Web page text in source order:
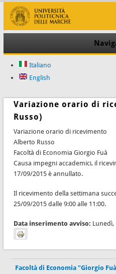
Italiano
English
Variazione orario di
Russo)
Variazione orario di ricevimento
Alberto Russo
Facoltà di Economia Giorgio Fuà
Causa impegni accademici, il
17/09/2015 è annullato.
Il ricevimento della settimana
25/09/2015 dalle 9:00 alle 11:00.
Data inserimento avviso: Lunedì,
Facoltà di Economia "Giorgio